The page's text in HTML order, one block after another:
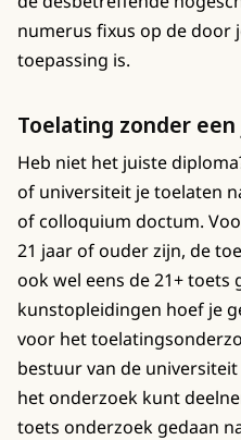
numerus fixus op de door
toepassing is.
Toelating zonder
Heb niet het juiste
of universiteit je toelaten
of colloquium doctum.
21 jaar of ouder zijn, de
ook wel eens de 21+ toets
kunstopleidingen hoef je
voor het
bestuur van de
het onderzoek kunt
toets onderzoek gedaan